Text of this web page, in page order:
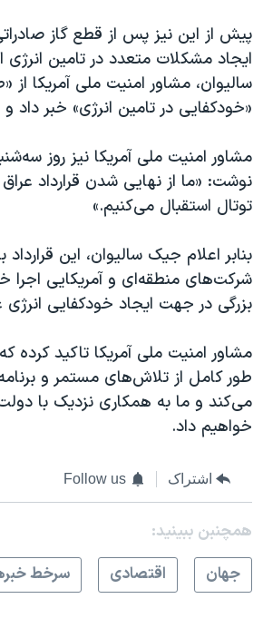
پیش‌ از این نیز پس از قطع گاز
ایجاد مشکلات متعدد در تامین
سالیوان، مشاور امنیت ملی آمریکا از
«خودکفایی در تامین انرژی» خبر داد و
مشاور امنیت ملی آمریکا نیز روز
نوشت: «ما از نهایی شدن قرارداد
توتال استقبال می‌کنیم.»
بنابر اعلام جیک سالیوان، این
شرکت‌های منطقه‌ای و آمریکایی اجرا
بزرگی در جهت ایجاد خودکفایی
مشاور امنیت ملی آمریکا تاکید کرده
طور کامل از تلاش‌های مستمر و
می‌کند و ما به همکاری نزدیک با
خواهیم داد.
اشتراک Follow us
همچنبن ببینید:
جهان
اقتصادی سرخط